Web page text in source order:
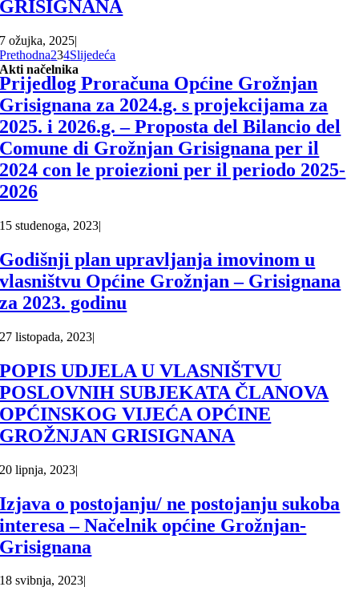
GRISIGNANA
7 ožujka, 2025|
Prethodna234Slijedeća
Akti načelnika
Prijedlog Proračuna Općine Grožnjan
Grisignana za 2024.g. s projekcijama za
2025. i 2026.g. – Proposta del Bilancio del
Comune di Grožnjan Grisignana per il
2024 con le proiezioni per il periodo 2025-
2026
15 studenoga, 2023|
Godišnji plan upravljanja imovinom u
vlasništvu Općine Grožnjan – Grisignana
za 2023. godinu
27 listopada, 2023|
POPIS UDJELA U VLASNIŠTVU
POSLOVNIH SUBJEKATA ČLANOVA
OPĆINSKOG VIJEĆA OPĆINE
GROŽNJAN GRISIGNANA
20 lipnja, 2023|
Izjava o postojanju/ ne postojanju sukoba
interesa – Načelnik općine Grožnjan-
Grisignana
18 svibnja, 2023